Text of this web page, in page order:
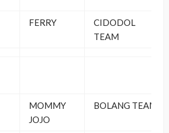
FERRY
CIDODOL
TEAM
MOMMY
JOJO
BOLANG TEAM